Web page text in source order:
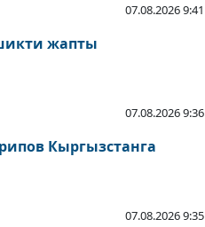
07.08.2026 9:41
жапты
07.08.2026 9:36
Кыргызстанга
07.08.2026 9:35